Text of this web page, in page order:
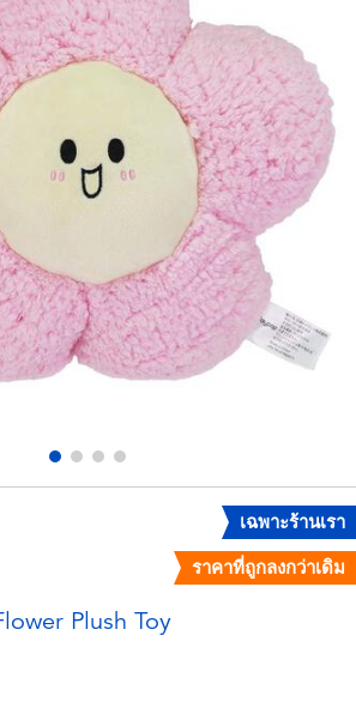
ถบรรทุกของเล่น, รถไฟของเล่น
คับ
านคราฟท์
งสะสม
รอนิกส์
ล
ารเรียนรู้
แจ้งและกีฬา
วและการสวมบทบาท
คีส์
เฉพาะร้านเรา
ราคาที่ถูกลงกว่าเดิม
Plush Toy